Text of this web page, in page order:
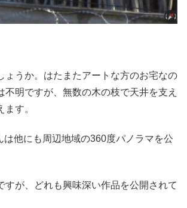
ょうか。はたまたアートな方のお宅なの
不明ですが、無数の木の枝で天井を支え
す。
は他にも周辺地域の360度パノラマを公
すが、どれも興味深い作品を公開されて